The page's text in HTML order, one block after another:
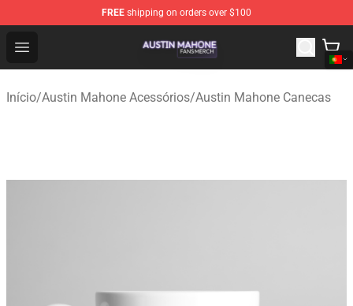
FREE shipping on orders over $100
Open menu
Austin Mahone Shop - Official Austin Mahone
Início/Austin Mahone Acessórios/Austin Mahone Canecas